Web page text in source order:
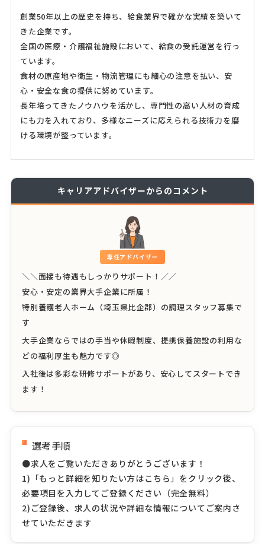
創業50年以上の歴史を持ち、給食業界で確かな実績を築いて
きた企業です。
全国の医療・介護福祉施設において、給食の受託運営を行っ
ています。
食材の原産地や衛生・物流管理にも細心の注意を払い、安
心・安全な食の提供に努めています。
長年培ってきたノウハウを活かし、専門性の高い人材の育成
にも力を入れており、多様なニーズに応えられる技術力を磨
ける環境が整っています。
キャリアアドバイザーからのコメント
専任アドバイザー
＼＼面接も待遇もしっかりサポート！／／
安心・安定の業界大手企業に所属！
特別養護老人ホーム（埼玉県比企郡）の調理スタッフ募集で
す
大手企業ならではの手当や休暇制度、提携保養施設の利用な
どの福利厚生も魅力です◎
入社後は多彩な研修サポートがあり、安心してスタートでき
ます！
選考手順
●求人をご覧いただきありがとうございます！
1)「もっと詳細を知りたい方はこちら」をクリック後、
必要項目を入力してご登録ください（完全無料）
2)ご登録後、求人の状況や詳細な情報についてご案内さ
せていただきます